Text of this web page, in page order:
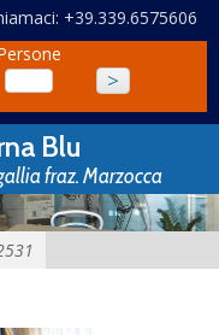
+39.339.6575606
Blu
fraz. Marzocca